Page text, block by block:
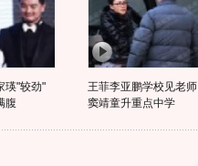
瑛"较劲"
腹
王菲李亚鹏学校见老师
窦靖童升重点中学